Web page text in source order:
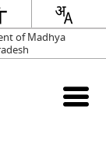
of Madhya